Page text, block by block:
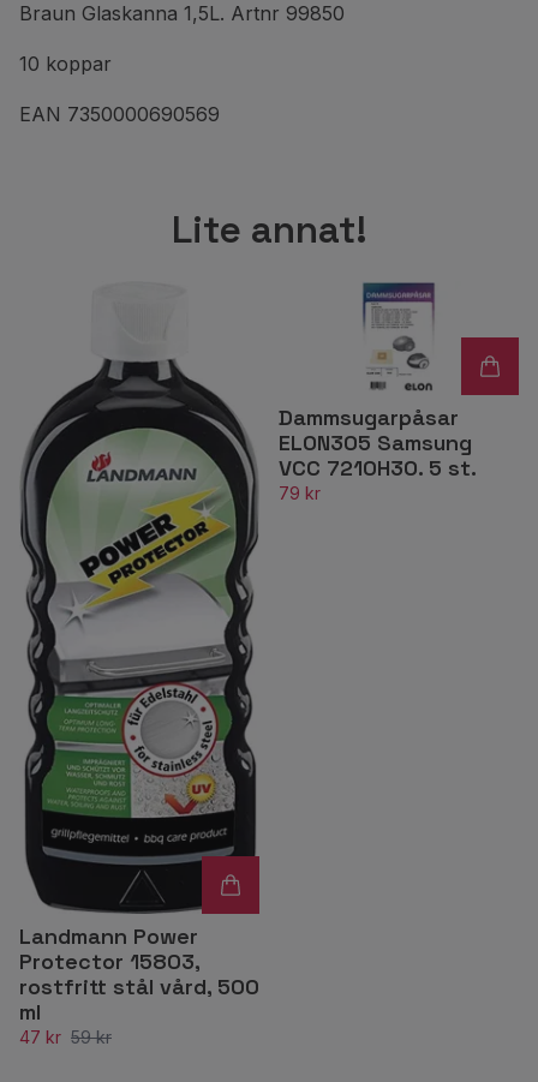
Braun Glaskanna 1,5L. Artnr 99850
10 koppar
EAN 7350000690569
Lite annat!
Landmann Power
Protector 15803,
rostfritt stål vård, 500
ml
47 kr 59 kr
Dammsugarpåsar
ELON305 Samsung
VCC 7210H3O. 5 st.
79 kr